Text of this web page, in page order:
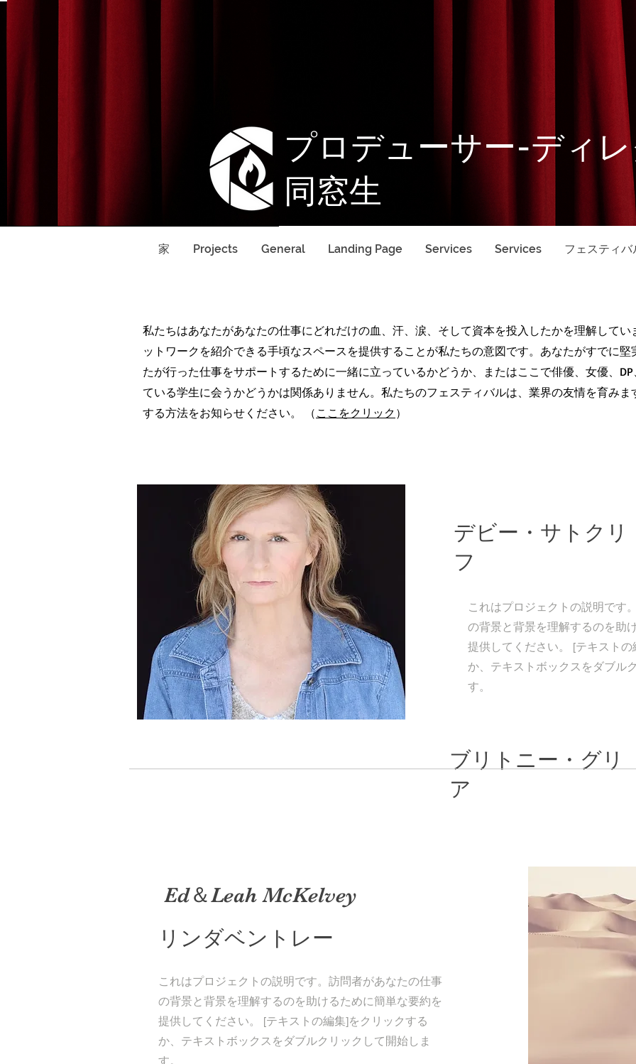
プロデューサー-ディ
同窓生
家 Projects General Landing Page Services Services フェスティ
私たちはあなたがあなたの仕事にどれだけの血、汗、涙、そして資本を投入したかを理解して
ットワークを紹介できる手頃なスペースを提供することが私たちの意図です。あなたがすでに
たが行った仕事をサポートするために一緒に立っているかどうか、またはここで俳優、女優、
ている学生に会うかどうかは関係ありません。私たちのフェスティバルは、業界の友情を育み
する方法をお知らせください。 （ ここをクリック ）
デビー・サトクリ
フ
これはプロジェクトの説明です
の背景と背景を理解するのを助
提供してください。 [テキスト
か、テキストボックスをダブル
す。
ブリトニー・グリ
ア
Ed＆Leah McKelvey
リンダベントレー
これはプロジェクトの説明です。訪問者があなたの仕事
の背景と背景を理解するのを助けるために簡単な要約を
提供してください。 [テキストの編集]をクリックする
か、テキストボックスをダブルクリックして開始しま
す。